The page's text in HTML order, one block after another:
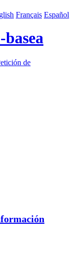
Français Español
de